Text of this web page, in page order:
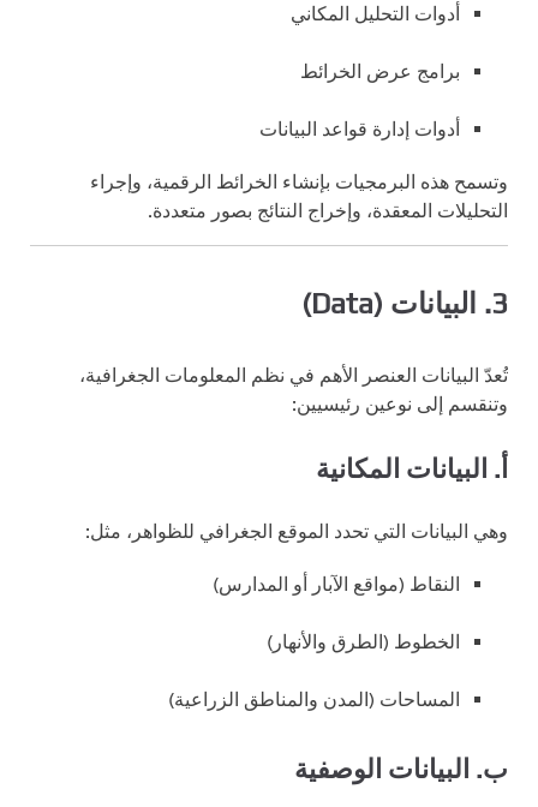
أدوات التحليل المكاني
برامج عرض الخرائط
أدوات إدارة قواعد البيانات
وتسمح هذه البرمجيات بإنشاء الخرائط الرقمية، وإجراء
التحليلات المعقدة، وإخراج النتائج بصور متعددة.
3. البيانات (Data)
تُعدّ البيانات العنصر الأهم في نظم المعلومات الجغرافية،
وتنقسم إلى نوعين رئيسيين:
أ. البيانات المكانية
وهي البيانات التي تحدد الموقع الجغرافي للظواهر، مثل:
النقاط (مواقع الآبار أو المدارس)
الخطوط (الطرق والأنهار)
المساحات (المدن والمناطق الزراعية)
ب. البيانات الوصفية